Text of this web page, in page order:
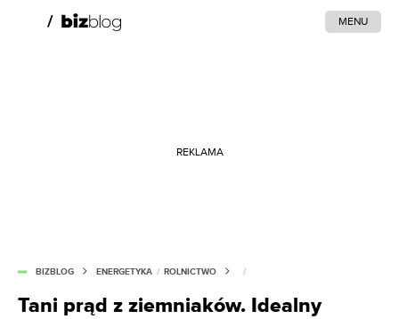
MENU
REKLAMA
BIZBLOG ENERGETYKA / ROLNICTWO /
Tani prąd z ziemniaków. Idealny